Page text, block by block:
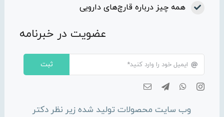
همه چیز درباره قارچ‌های دارویی
عضویت در خبرنامه
ثبت
وب سایت محصولات تولید شده زیر نظر دکتر